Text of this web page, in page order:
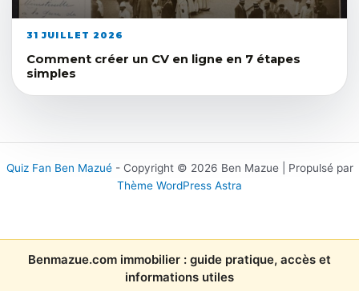
31 JUILLET 2026
Comment créer un CV en ligne en 7 étapes
simples
Quiz Fan Ben Mazué- Copyright © 2026 Ben Mazue | Propulsé par
Thème WordPress Astra
Benmazue.com immobilier : guide pratique, accès et
informations utiles